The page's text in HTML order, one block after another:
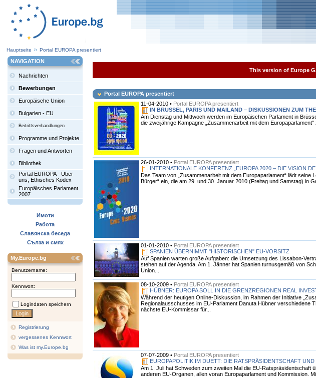
Hauptseite Portal EUROPA presentiert
NAVIGATION
Nachrichten
Bewerbungen
Europäische Union
Bulgarien - EU
Beitrittsverhandlungen
Programme und Projekte
Fragen und Antworten
Bibliothek
Portal EUROPA - Über
uns; Ethisches Kodex
Europäisches Parlament
2007
Имоти
Работа
Славянска беседа
Сълза и смях
My.Europe.bg
Benutzername:
Kennwort:
Logindaten speichern
Registrierung
vergessenes Kennwort
Was ist my.Europe.bg
This version of Europe
Portal EUROPA presentiert
11-04-2010 • Portal EUROPA presentiert
IN BRÜSSEL, PARIS UND MAILAND – DISKUSSIONEN ZUM
Am Dienstag und Mittwoch werden im Europäischen Parlament in
die zweijährige Kampagne „Zusammenarbeit mit dem
26-01-2010 • Portal EUROPA presentiert
INTERNATIONALE KONFERENZ „EUROPA 2020 – DIE VISION
Das Team von „Zusammenarbeit mit dem Europaparlament“ lädt
Bürger“ ein, die am 29. und 30. Januar 2010 (Freitag und Samstag) in
01-01-2010 • Portal EUROPA presentiert
SPANIEN ÜBERNIMMT "HISTORISCHEN" EU-VORSITZ
Auf Spanien warten große Aufgaben: die Umsetzung des Lissabon-
stehen auf der Agenda. Am 1. Jänner hat Spanien turnusgemäß von
Union...
08-10-2009 • Portal EUROPA presentiert
HÜBNER: EUROPA SOLL IN DIE GRENZREGIONEN REAL
Während der heutigen Online-Diskussion, im Rahmen der Initiative
Regionalausschusses im EU-Parlament Danuta Hübner verschiedene
nächste EU-Kommissar für...
07-07-2009 • Portal EUROPA presentiert
EUROPAPOLITIK IM DUETT: DIE RATSPRÄSIDENTSCHAFT UND
Am 1. Juli hat Schweden zum zweiten Mal die EU-
anderen EU-Organen, allen voran Europaparlament und Kommission.